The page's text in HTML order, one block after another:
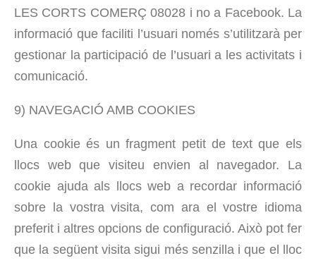
LES CORTS COMERÇ 08028 i no a Facebook. La
informació que faciliti l’usuari només s’utilitzarà per
gestionar la participació de l’usuari a les activitats i
comunicació.
9) NAVEGACIÓ AMB COOKIES
Una cookie és un fragment petit de text que els
llocs web que visiteu envien al navegador. La
cookie ajuda als llocs web a recordar informació
sobre la vostra visita, com ara el vostre idioma
preferit i altres opcions de configuració. Això pot fer
que la següent visita sigui més senzilla i que el lloc